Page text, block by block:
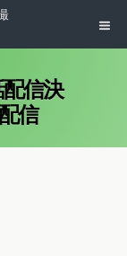
信決
信